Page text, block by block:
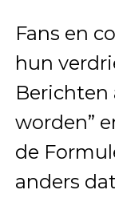
Fans en
hun
Berichten
worden”
de
anders